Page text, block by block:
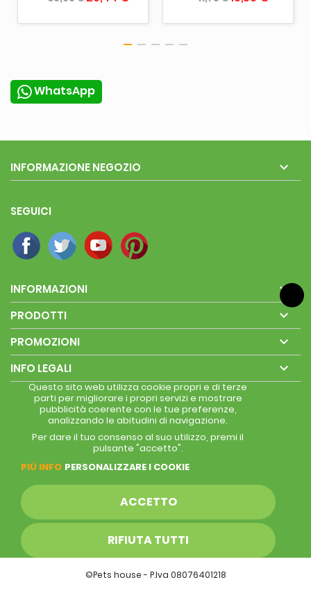
WhatsApp
INFORMAZIONE NEGOZIO 
SEGUICI
INFORMAZIONI 
PRODOTTI 
PROMOZIONI 
INFO LEGALI 
Questo sito web utilizza cookie propri e di terze
parti per migliorare i propri servizi e mostrare
pubblicità coerente con le tue preferenze,
analizzando le abitudini di navigazione.
Per dare il tuo consenso al suo utilizzo, premi il
pulsante "accetto".
PIÚ INFO PERSONALIZZARE I COOKIE
RIFIUTA TUTTI
ACCETTO
©Pets house - P.Iva 08076401218